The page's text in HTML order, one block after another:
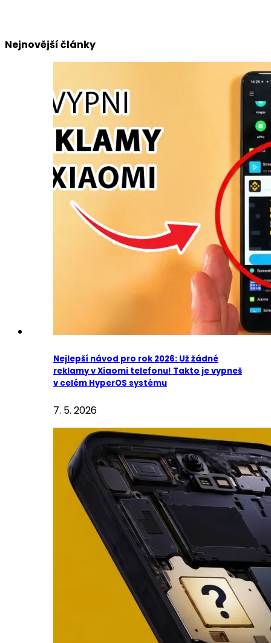
Nejnovější články
Nejlepší návod pro rok 2026: Už žádné
reklamy v Xiaomi telefonu! Takto je vypneš
v celém HyperOS systému
7. 5. 2026